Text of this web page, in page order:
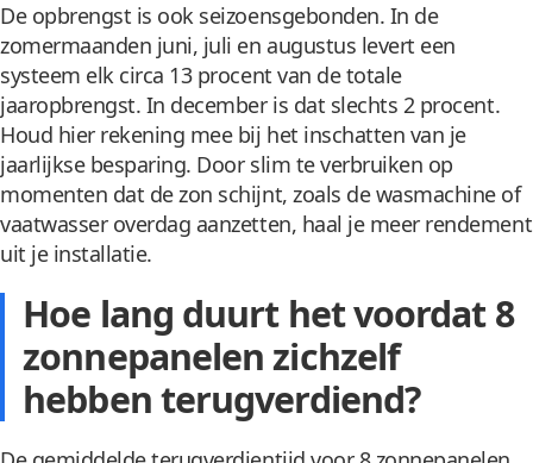
De opbrengst is ook seizoensgebonden. In de
zomermaanden juni, juli en augustus levert een
systeem elk circa 13 procent van de totale
jaaropbrengst. In december is dat slechts 2 procent.
Houd hier rekening mee bij het inschatten van je
jaarlijkse besparing. Door slim te verbruiken op
momenten dat de zon schijnt, zoals de wasmachine of
vaatwasser overdag aanzetten, haal je meer rendement
uit je installatie.
Hoe lang duurt het voordat 8
zonnepanelen zichzelf
hebben terugverdiend?